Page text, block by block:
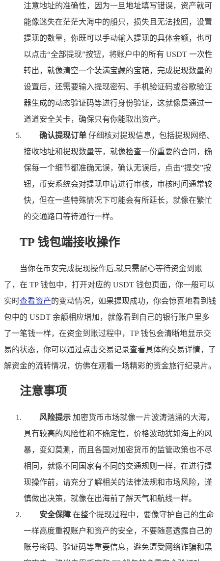
注意地址的准确性，因为一旦地址填写错误，资产就可
能像迷失在茫茫大海中的船只，损失且无法找回，设置
提现的数量，你既可以手动输入提现的具体金额，也可
以点击“全部提现”按钮，将账户中的所有 USDT 一次性
转出，就像清空一个装满宝藏的宝箱，完成提现数量的
设置后，还需要输入提现密码、手机验证码或谷歌验证
器生成的动态验证码等进行身份验证，这就像是通过一
道道安全关卡，确保只有你能取出资产。
确认提现订单 仔细核对提现信息，包括提现网络、
接收地址和提现数量等，就像检查一份重要的合同，确
保每一个细节都准确无误，确认无误后，点击“提交”按
钮，币安系统会对提现申请进行审核，审核时间通常较
快，但在一些特殊情况下可能会有所延长，就像在繁忙
的交通路口等待通行一样。
TP 钱包端接收操作
当你在币安完成提现操作后,就只需耐心等待资金到账
了，在 TP 钱包中，打开对应的 USDT 钱包页面，你一般可以
实时查看资产的变动情况，如果提现成功，你会惊喜地看到钱
包中的 USDT 余额相应增加，就像看到自己的银行账户里多
了一笔钱一样，在资金到账过程中，TP 钱包会清晰地显示交
易的状态，你可以通过点击交易记录查看具体的交易详情，了
解资金的流转情况，仿佛在观看一场精彩的资金旅行纪录片。
注意事项
风险提示 加密货币市场就像一片波涛汹涌的大海，
具有较高的风险性和不确定性，价格波动犹如海上的风
暴，变幻莫测，而且各国对加密货币的监管政策也不尽
相同，就像不同国家有不同的交通规则一样，在进行提
现操作前，请充分了解相关的法律法规和市场风险，谨
慎做出决策，就像在出海前了解天气和航线一样。
安全保障 在整个提现过程中，要像守护自己的生命
一样高度重视账户和资产的安全，不要随意透露自己的
账号密码、验证码等重要信息，避免遭受网络诈骗和黑